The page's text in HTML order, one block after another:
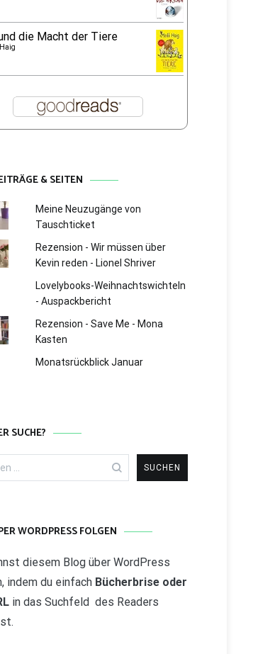
die Macht der Tiere
& SEITEN
Meine Neuzugänge von
Tauschticket
Rezension - Wir müssen über
Kevin reden - Lionel Shriver
Lovelybooks-Weihnachtswichteln
- Auspackbericht
Rezension - Save Me - Mona
Kasten
Monatsrückblick Januar
SUCHE?
WORDPRESS FOLGEN
diesem Blog über WordPress
indem du einfach Bücherbrise oder
in das Suchfeld des Readers